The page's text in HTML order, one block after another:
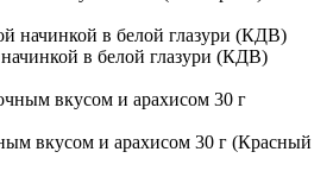
в белой глазури (КДВ)
вкусом и арахисом 30 г (Красный